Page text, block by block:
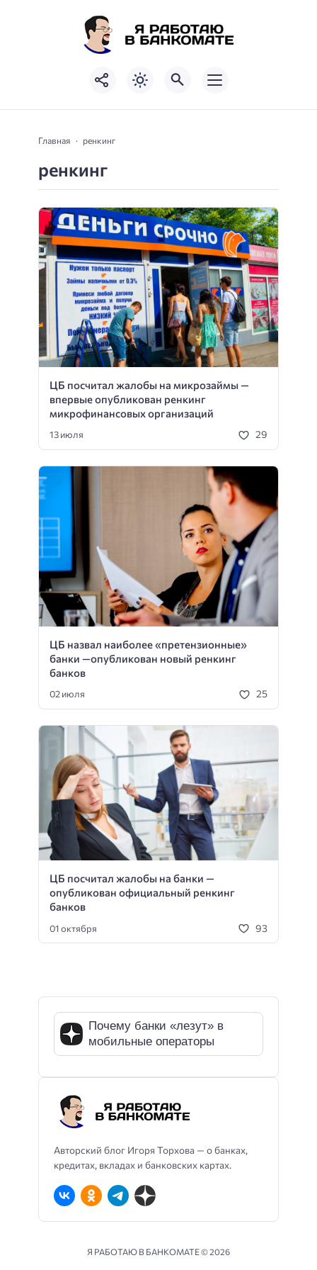
Главная ренкинг
ренкинг
ЦБ посчитал жалобы на микрозаймы —
впервые опубликован ренкинг
микрофинансовых организаций
13 июля 29
ЦБ назвал наиболее «претензионные»
банки —опубликован новый ренкинг
банков
02 июля 25
ЦБ посчитал жалобы на банки —
опубликован официальный ренкинг
банков
01 октября 93
Авторский блог Игоря Торхова — о банках,
кредитах, вкладах и банковских картах.
Почему банки «лезут» в
мобильные операторы
Я РАБОТАЮ В БАНКОМАТЕ ©2026